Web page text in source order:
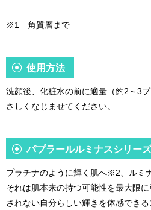
※1 角質層まで
使用方法
洗顔後、化粧水の前に適量（約2～3
さしくなじませてください。
パプラールルミナスシリーズ
プラチナのように輝く肌へ※2、ルミ
それは肌本来の持つ可能性を最大限
されない自分らしい輝きを体感できる